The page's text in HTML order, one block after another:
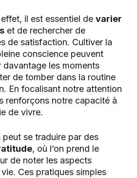
il est essentiel de varier
et de rechercher de
de satisfaction. Cultiver la
conscience peuvent
davantage les moments
de tomber dans la routine
En focalisant notre attention
renforçons notre capacité à
de vivre.
peut se traduire par des
, où l’on prend le
de noter les aspects
Ces pratiques simples